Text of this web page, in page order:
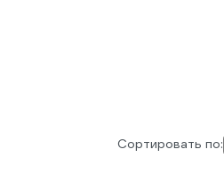
Сортировать по: